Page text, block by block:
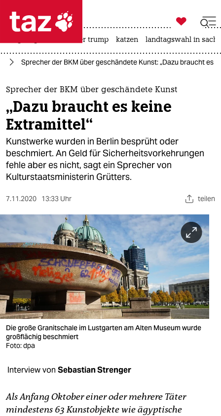
 taz zahl ich
taz zahl ich
themen
politik
öko
gesellschaft
kultur
sport
nord
wahrheit
verlag
verlag
veranstaltungen
shop
fragen & hilfe
abo

taz zahl ich
usa unter trump katzen landtagswahl in
Sprecher der BKM über geschändete Kunst: „Dazu braucht es
Sprecher der BKM über geschändete Kunst
„Dazu braucht es keine
Extramittel“
Kunstwerke wurden in Berlin besprüht oder
beschmiert. An Geld für Sicherheitsvorkehrungen
fehle aber es nicht, sagt ein Sprecher von
Kulturstaatsministerin Grütters.
7.11.2020 13:33 Uhr teilen
Die große Granitschale im Lustgarten am Alten Museum wurde
großflächig beschmiert
Foto: dpa
Interview von Sebastian Strenger
Als Anfang Oktober einer oder mehrere Täter
mindestens 63 Kunstobjekte wie ägyptische